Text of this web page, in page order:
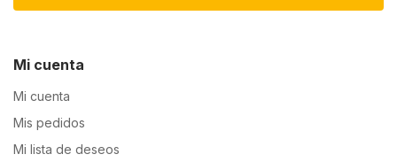
Mi cuenta
Mi cuenta
Mis pedidos
Mi lista de deseos